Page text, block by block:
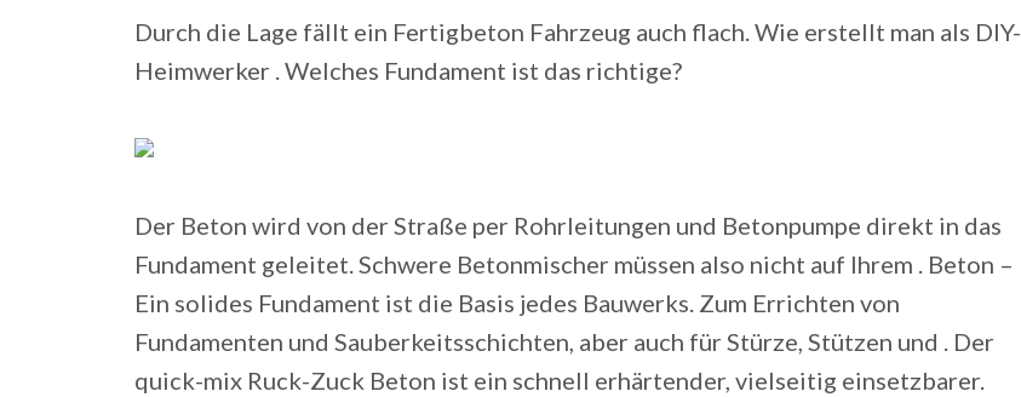
Durch die Lage fällt ein Fertigbeton Fahrzeug auch flach. Wie erstellt man als DIY-
Heimwerker . Welches Fundament ist das richtige?
Der Beton wird von der Straße per Rohrleitungen und Betonpumpe direkt in das
Fundament geleitet. Schwere Betonmischer müssen also nicht auf Ihrem . Beton –
Ein solides Fundament ist die Basis jedes Bauwerks. Zum Errichten von
Fundamenten und Sauberkeitsschichten, aber auch für Stürze, Stützen und . Der
quick-mix Ruck-Zuck Beton ist ein schnell erhärtender, vielseitig einsetzbarer.